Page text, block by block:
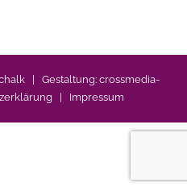
| Gestaltung:crossmedia-
Impressum